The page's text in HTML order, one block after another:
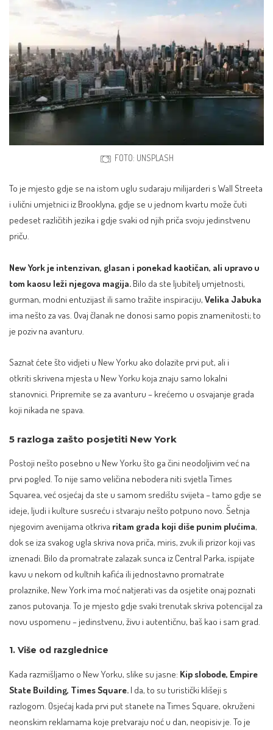
FOTO: UNSPLASH
To je mjesto gdje se na istom uglu sudaraju milijarderi s Wall Streeta
i ulični umjetnici iz Brooklyna, gdje se u jednom kvartu može čuti
pedeset različitih jezika i gdje svaki od njih priča svoju jedinstvenu
priču.
New York je intenzivan, glasan i ponekad kaotičan, ali upravo u
tom kaosu leži njegova magija. Bilo da ste ljubitelj umjetnosti,
gurman, modni entuzijast ili samo tražite inspiraciju, Velika Jabuka
ima nešto za vas. Ovaj članak ne donosi samo popis znamenitosti; to
je poziv na avanturu.
Saznat ćete što vidjeti u New Yorku ako dolazite prvi put, ali i
otkriti skrivena mjesta u New Yorku koja znaju samo lokalni
stanovnici. Pripremite se za avanturu – krećemo u osvajanje grada
koji nikada ne spava.
5 razloga zašto posjetiti New York
Postoji nešto posebno u New Yorku što ga čini neodoljivim već na
prvi pogled. To nije samo veličina nebodera niti svjetla Times
Squarea, već osjećaj da ste u samom središtu svijeta – tamo gdje se
ideje, ljudi i kulture susreću i stvaraju nešto potpuno novo. Šetnja
njegovim avenijama otkriva ritam grada koji diše punim plućima,
dok se iza svakog ugla skriva nova priča, miris, zvuk ili prizor koji vas
iznenadi. Bilo da promatrate zalazak sunca iz Central Parka, ispijate
kavu u nekom od kultnih kafića ili jednostavno promatrate
prolaznike, New York ima moć natjerati vas da osjetite onaj poznati
zanos putovanja. To je mjesto gdje svaki trenutak skriva potencijal za
novu uspomenu – jedinstvenu, živu i autentičnu, baš kao i sam grad.
1. Više od razglednice
Kada razmišljamo o New Yorku, slike su jasne: Kip slobode, Empire
State Building, Times Square. I da, to su turistički klišeji s
razlogom. Osjećaj kada prvi put stanete na Times Square, okruženi
neonskim reklamama koje pretvaraju noć u dan, neopisiv je. To je